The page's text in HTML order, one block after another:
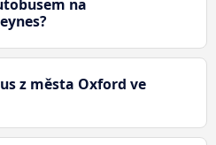
na
z města Oxford ve